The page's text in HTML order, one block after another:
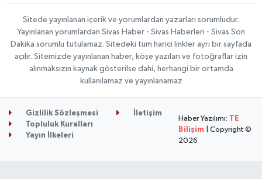
Sitede yayınlanan içerik ve yorumlardan yazarları sorumludur.
Yayınlanan yorumlardan Sivas Haber - Sivas Haberleri - Sivas Son
Dakika sorumlu tutulamaz. Sitedeki tüm harici linkler ayrı bir sayfada
açılır. Sitemizde yayınlanan haber, köşe yazıları ve fotoğraflar izin
alınmaksızın kaynak gösterilse dahi, herhangi bir ortamda
kullanılamaz ve yayınlanamaz
Gizlilik Sözleşmesi
İletişim
Topluluk Kuralları
Yayın İlkeleri
Haber Yazılımı: TE
Bilişim | Copyright ©
2026